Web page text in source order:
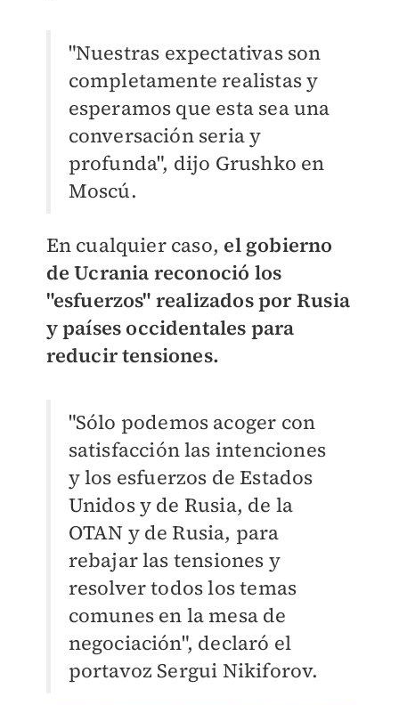
"Nuestras expectativas son
completamente realistas y
esperamos que esta sea una
conversación seria y
profunda", dijo Grushko en
Moscú.
En cualquier caso, el gobierno
de Ucrania reconoció los
"esfuerzos" realizados por Rusia
y países occidentales para
reducir tensiones.
"Sólo podemos acoger con
satisfacción las intenciones
y los esfuerzos de Estados
Unidos y de Rusia, de la
OTAN y de Rusia, para
rebajar las tensiones y
resolver todos los temas
comunes en la mesa de
negociación", declaró el
portavoz Sergui Nikiforov.